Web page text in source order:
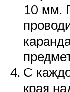
10 мм.
С
края